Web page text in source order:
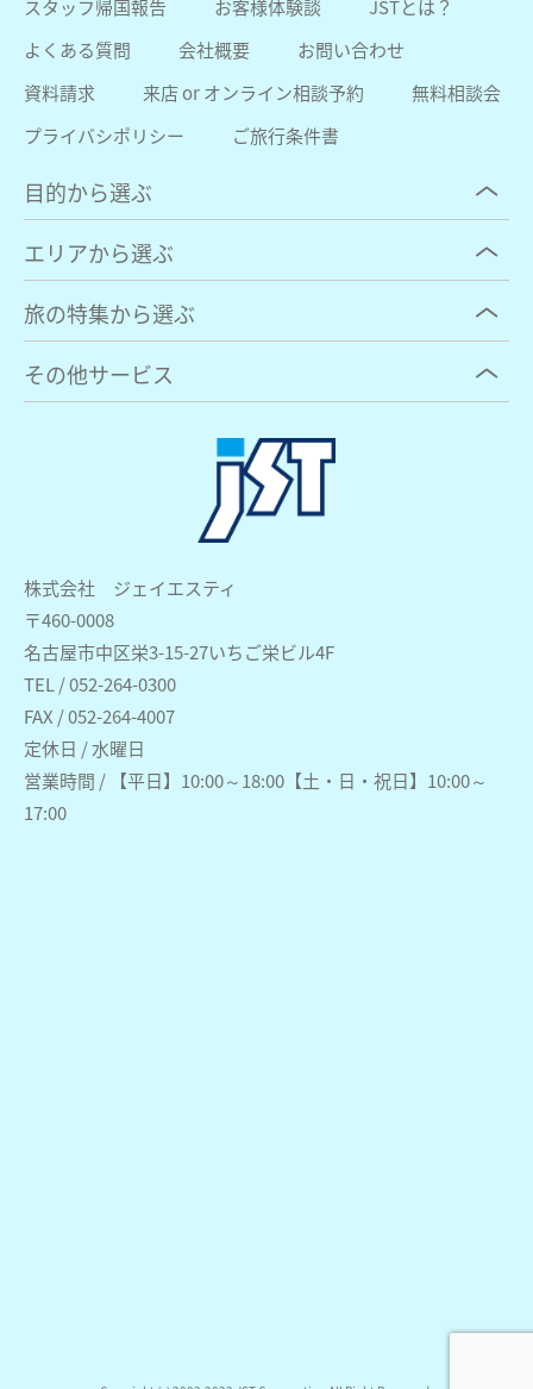
株式会社 ジェイエスティ
〒460-0008
名古屋市中区栄3-15-27いちご栄ビル4F
TEL / 052-264-0300
FAX / 052-264-4007
定休日 / 水曜日
営業時間 / 【平日】10:00～18:00【土・日・祝日】10:00～
17:00
スタッフ帰国報告
お客様体験談
JSTとは？
よくある質問
会社概要
お問い合わせ
資料請求
来店 or オンライン相談予約
無料相談会
プライバシポリシー
ご旅行条件書
目的から選ぶ
エリアから選ぶ
旅の特集から選ぶ
その他サービス